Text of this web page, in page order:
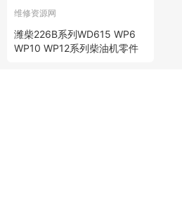
维修资源网
潍柴226B系列WD615 WP6
WP10 WP12系列柴油机零件